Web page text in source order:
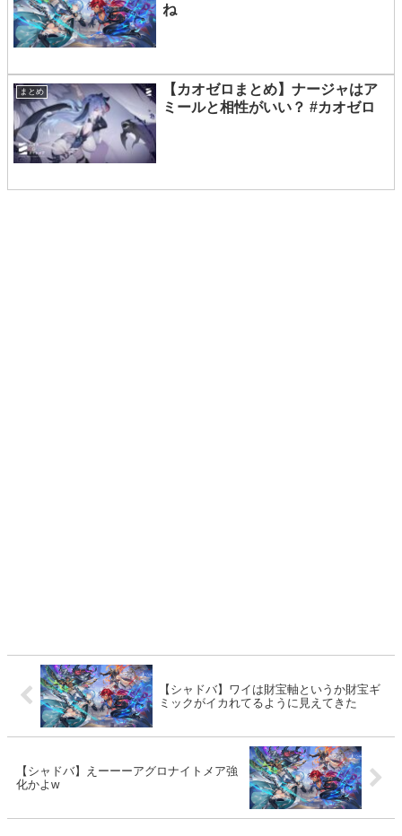
ね
まとめ
【カオゼロまとめ】ナージャはア
ミールと相性がいい？ #カオゼロ
【シャドバ】ワイは財宝軸というか財宝ギ
ミックがイカれてるように見えてきた
【シャドバ】えーーーアグロナイトメア強
化かよw